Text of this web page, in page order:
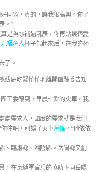
同窗，真的，讓我很高興。你了
。”
是為你補過誕辰，你再點幾個愛
福名人杯子端起來后，在我的杯
了。
紱庭吃緊忙忙地離開團縣委告知
工委報到，早晨七點的火車，我
處需求人，國度的需求就是我們
你往吧，別誤了火車萬峰 。”他依依
、臨湘縣、湘陰縣。岳陽縣又劃
，在束縛軍官兵的協助下同岳陽